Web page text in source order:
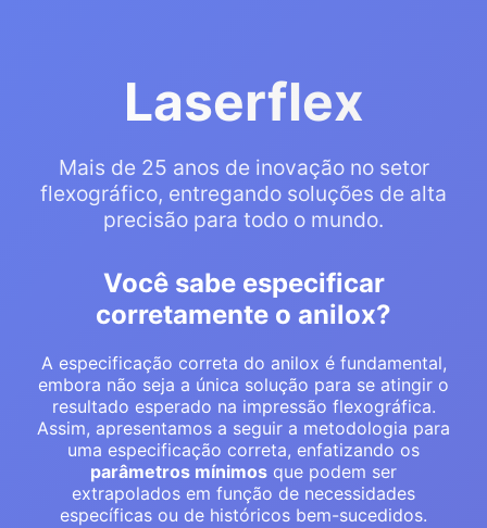
Laserflex
Mais de 25 anos de inovação no setor
flexográfico, entregando soluções de alta
precisão para todo o mundo.
Você sabe especificar
corretamente o anilox?
A especificação correta do anilox é fundamental,
embora não seja a única solução para se atingir o
resultado esperado na impressão flexográfica.
Assim, apresentamos a seguir a metodologia para
uma especificação correta, enfatizando os
parâmetros mínimos que podem ser
extrapolados em função de necessidades
específicas ou de históricos bem-sucedidos.